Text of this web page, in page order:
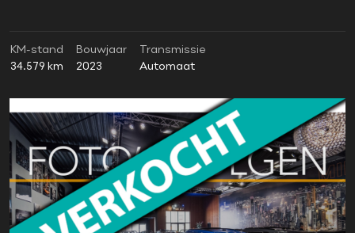
KM-stand
34.579 km
Bouwjaar
2023
Transmissie
Automaat